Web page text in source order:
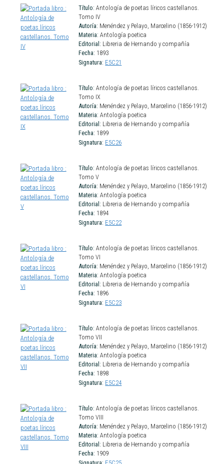
Título: Antología de poetas líricos castellanos.
Tomo IV
Autoría: Menéndez y Pelayo, Marcelino (1856-1912)
Materia: Antología poetica
Editorial: Libreria de Hernando y compañía
Fecha: 1893
Signatura: E5C21
Título: Antología de poetas líricos castellanos.
Tomo IX
Autoría: Menéndez y Pelayo, Marcelino (1856-1912)
Materia: Antología poetica
Editorial: Libreria de Hernando y compañía
Fecha: 1899
Signatura: E5C26
Título: Antología de poetas líricos castellanos.
Tomo V
Autoría: Menéndez y Pelayo, Marcelino (1856-1912)
Materia: Antología poetica
Editorial: Libreria de Hernando y compañía
Fecha: 1894
Signatura: E5C22
Título: Antología de poetas líricos castellanos.
Tomo VI
Autoría: Menéndez y Pelayo, Marcelino (1856-1912)
Materia: Antología poetica
Editorial: Libreria de Hernando y compañía
Fecha: 1896
Signatura: E5C23
Título: Antología de poetas líricos castellanos.
Tomo VII
Autoría: Menéndez y Pelayo, Marcelino (1856-1912)
Materia: Antología poetica
Editorial: Libreria de Hernando y compañía
Fecha: 1898
Signatura: E5C24
Título: Antología de poetas líricos castellanos.
Tomo VIII
Autoría: Menéndez y Pelayo, Marcelino (1856-1912)
Materia: Antología poetica
Editorial: Libreria de Hernando y compañía
Fecha: 1909